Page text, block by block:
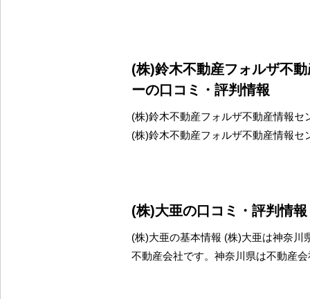
(株)鈴木不動産フォルザ不
ーの口コミ・評判情報
(株)鈴木不動産フォルザ不動産情報セ
(株)鈴木不動産フォルザ不動産情報セ
(株)大亜の口コミ・評判情報
(株)大亜の基本情報 (株)大亜は神奈川
不動産会社です。神奈川県は不動産